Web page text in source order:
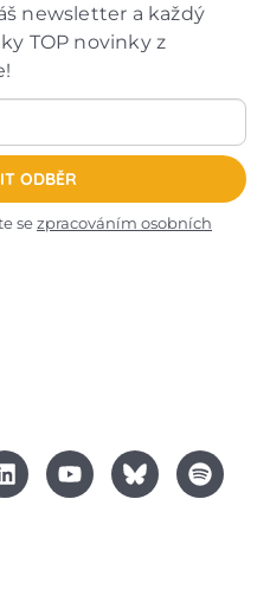
newsletter a každý
TOP novinky z
ODBĚR
sezpracováním osobních